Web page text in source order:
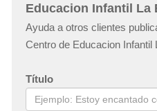
Educacion Infantil La
Ayuda a otros clientes
Centro de Educacion Infantil
Título